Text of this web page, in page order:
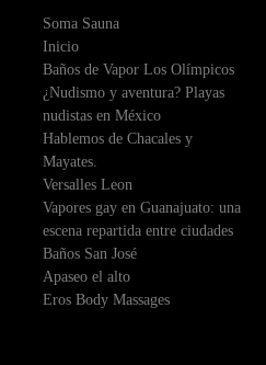
Soma Sauna
Inicio
Baños de Vapor Los Olímpicos
¿Nudismo y aventura? Playas
nudistas en México
Hablemos de Chacales y
Mayates.
Versalles Leon
Vapores gay en Guanajuato: una
escena repartida entre ciudades
Baños San José
Apaseo el alto
Eros Body Massages